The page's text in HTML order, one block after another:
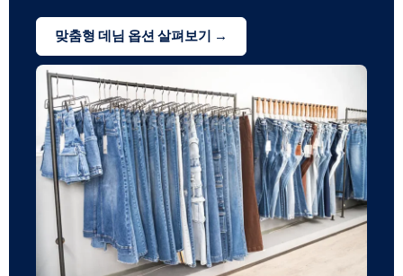
맞춤형 데님 옵션 살펴보기 →